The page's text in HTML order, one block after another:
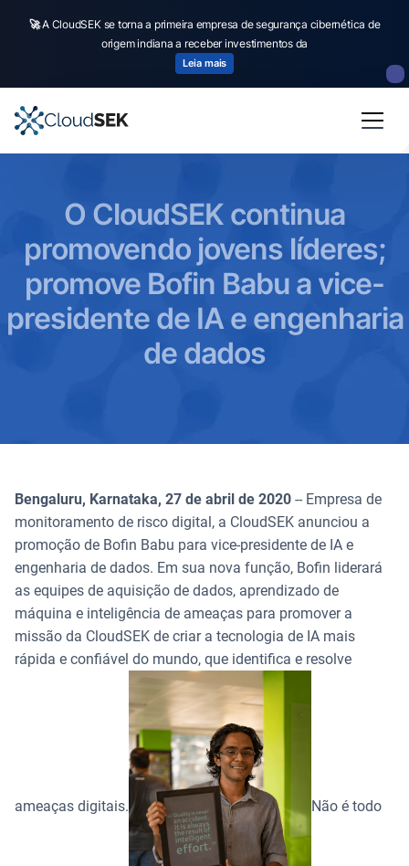
🚀A CloudSEK se torna a primeira empresa de segurança cibernética de
origem indiana a receber investimentos da
Leia mais
O CloudSEK continua
promovendo jovens líderes;
promove Bofin Babu a vice-
presidente de IA e engenharia
de dados
Bengaluru, Karnataka, 27 de abril de 2020 -- Empresa de
monitoramento de risco digital, a CloudSEK anunciou a
promoção de Bofin Babu para vice-presidente de IA e
engenharia de dados. Em sua nova função, Bofin liderará
as equipes de aquisição de dados, aprendizado de
máquina e inteligência de ameaças para promover a
missão da CloudSEK de criar a tecnologia de IA mais
rápida e confiável do mundo, que identifica e resolve
ameaças digitais. Não é todo